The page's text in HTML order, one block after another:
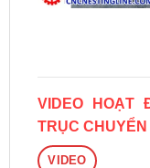
VIDEO HOẠT
TRỤC
VIDEO